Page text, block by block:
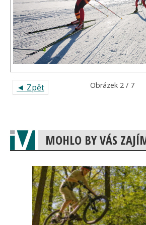
◄ Zpět Obrázek 2 / 7
MOHLO BY VÁS